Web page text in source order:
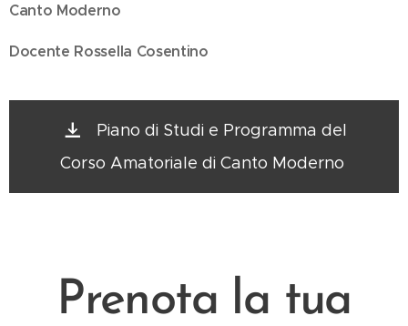
Canto Moderno
Docente Rossella Cosentino
Piano di Studi e Programma del
Corso Amatoriale di Canto Moderno
Prenota la tua